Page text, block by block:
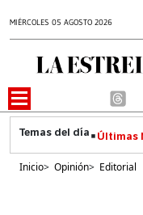
MIÉRCOLES 05 AGOSTO 2026
Últimas
Inicio> Opinión> Editorial